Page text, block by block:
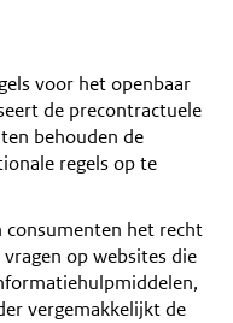
voor het openbaar
de precontractuele
behouden de
regels op te
consumenten het recht
op websites die
vergemakkelijkt de